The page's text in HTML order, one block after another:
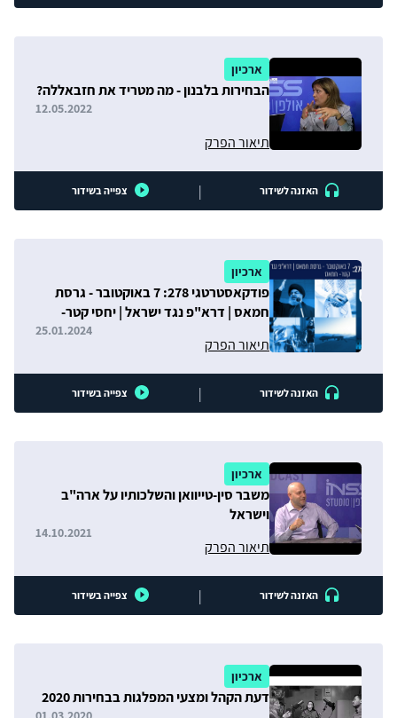
ארכיון
הבחירות בלבנון - מה מטריד את חזבאללה?
תיאור הפרק
12.05.2022
האזנה לשידור | צפייה בשידור
ארכיון
פודקאסטרטגי 278: 7 באוקטובר - גרסת
חמאס | דרא"פ נגד ישראל | יחסי קטר-
תיאור הפרק
25.01.2024
האזנה לשידור | צפייה בשידור
ארכיון
משבר סין-טייוואן והשלכותיו על ארה"ב
וישראל
תיאור הפרק
14.10.2021
האזנה לשידור | צפייה בשידור
ארכיון
דעת הקהל ומצעי המפלגות בבחירות 2020